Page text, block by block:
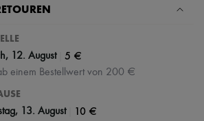
12. August 5 €
einem Bestellwert von 200 €
13. August 10 €